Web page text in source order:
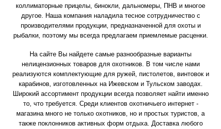
коллиматорные прицелы, бинокли, дальномеры, ПНВ и многое
другое. Наша компания наладила тесное сотрудничество с
производителями продукции, предназначенной для охоты и
рыбалки, поэтому мы всегда предлагаем приемлемые расценки.
На сайте Вы найдете самые разнообразные варианты
нелицензионных товаров для охотников. В том числе нами
реализуются комплектующие для ружей, пистолетов, винтовок и
карабинов, изготовленных на Ижевском и Тульском заводах.
Широкий ассортимент продукции всегда позволяет найти именно
то, что требуется. Среди клиентов охотничьего интернет -
магазина много не только охотников, но и простых туристов, а
также поклонников активных форм отдыха. Доставка любого